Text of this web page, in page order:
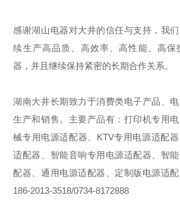
感谢湖山电器对大井的信任与支持，我
续生产高品质、高效率、高性能、高保
器，并且继续保持紧密的长期合作关系。
湖南大井长期致力于消费类电子产品、电
生产和销售。主要产品有：打印机专用
械专用电源适配器、KTV专用电源适配
适配器、智能音响专用电源适配器、智
配器、通用电源适配器、定制版电源适
186-2013-3518/0734-8172888